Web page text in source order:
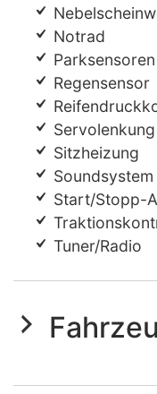
Notrad
Regensensor
Servolenkung
Sitzheizung
Soundsystem
Start/Stopp-
Tuner/Radio